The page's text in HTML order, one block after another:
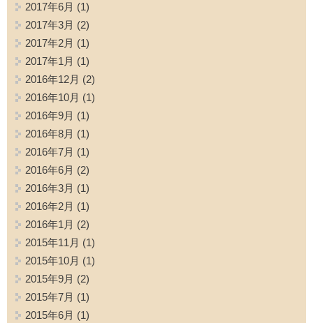
2017年6月 (1)
2017年3月 (2)
2017年2月 (1)
2017年1月 (1)
2016年12月 (2)
2016年10月 (1)
2016年9月 (1)
2016年8月 (1)
2016年7月 (1)
2016年6月 (2)
2016年3月 (1)
2016年2月 (1)
2016年1月 (2)
2015年11月 (1)
2015年10月 (1)
2015年9月 (2)
2015年7月 (1)
2015年6月 (1)